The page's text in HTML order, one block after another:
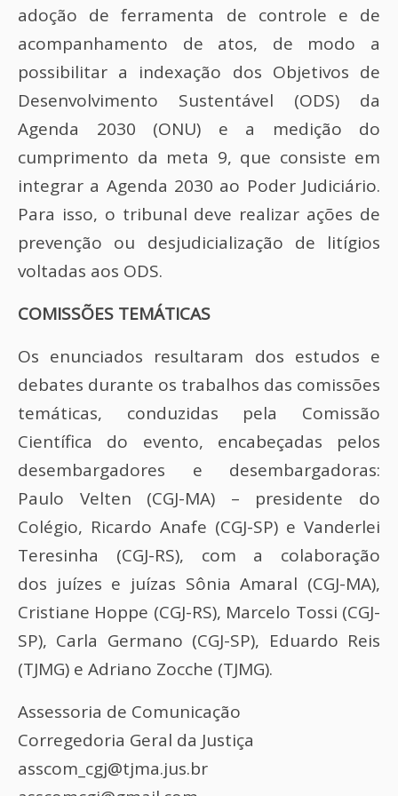
adoção de ferramenta de controle e de
acompanhamento de atos, de modo a
possibilitar a indexação dos Objetivos de
Desenvolvimento Sustentável (ODS) da
Agenda 2030 (ONU) e a medição do
cumprimento da meta 9, que consiste em
integrar a Agenda 2030 ao Poder Judiciário.
Para isso, o tribunal deve realizar ações de
prevenção ou desjudicialização de litígios
voltadas aos ODS.
COMISSÕES TEMÁTICAS
Os enunciados resultaram dos estudos e
debates durante os trabalhos das comissões
temáticas, conduzidas pela Comissão
Científica do evento, encabeçadas pelos
desembargadores e desembargadoras:
Paulo Velten (CGJ-MA) – presidente do
Colégio, Ricardo Anafe (CGJ-SP) e Vanderlei
Teresinha (CGJ-RS), com a colaboração
dos juízes e juízas Sônia Amaral (CGJ-MA),
Cristiane Hoppe (CGJ-RS), Marcelo Tossi (CGJ-
SP), Carla Germano (CGJ-SP), Eduardo Reis
(TJMG) e Adriano Zocche (TJMG).
Assessoria de Comunicação
Corregedoria Geral da Justiça
asscom_cgj@tjma.jus.br